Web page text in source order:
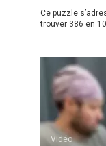
Ce puzzle
trouver 386 en
Vidéo